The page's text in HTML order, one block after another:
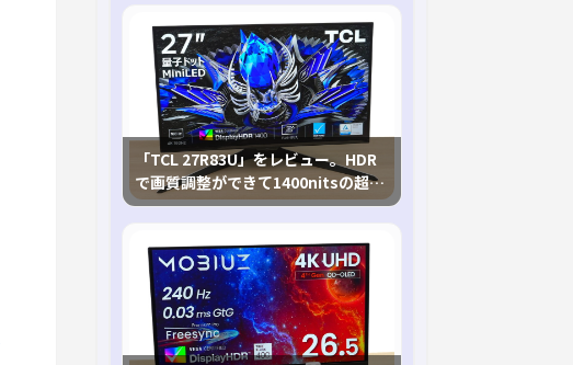
「TCL 27R83U」をレビュー。HDR
で画質調整ができて1400nitsの超高
輝度も発揮！